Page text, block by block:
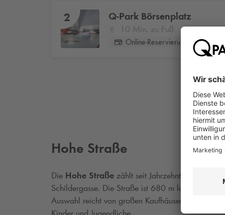
2 Q-Park Börsenplatz
10 Min. zu Fuß
Online-Reservierung
Hohe Straße
Die Hohe Straße zählt seit Jahrzehnten zu den
Schildergasse. Die Straße ist 680 m lang und als
Auswahl reicht von großen Kaufhäusern über